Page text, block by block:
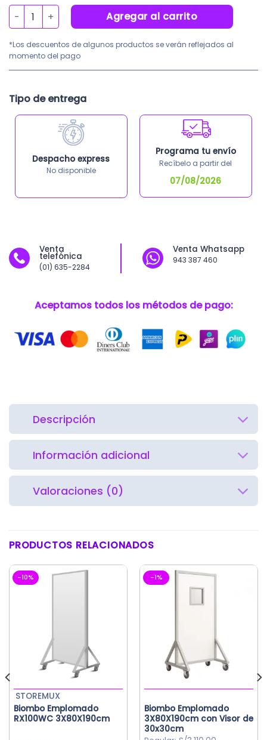
Biombo Emplomado 3X120X190cm con Visor de
Agregar al carrito
*Los descuentos de algunos productos se verán reflejados al
momento del pago
Tipo de entrega
Despacho express
No disponible
Programa tu envío
Recíbelo a partir del
07/08/2026
Venta
telefónica
(01) 635-2284
Venta Whatsapp
943 387 460
Aceptamos todos los métodos de pago:
Descripción
Información adicional
Valoraciones (0)
PRODUCTOS RELACIONADOS
-10%
Biombo Emplomado
RX100WC 3X80X190cm
STOREMUX
-1%
Biombo Emplomado
3X80X190cm con Visor de
30x30cm